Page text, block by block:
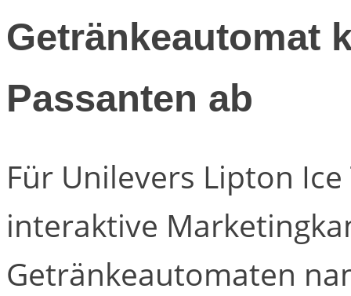
Getränkeautomat
Passanten ab
Für Unilevers Lipton
interaktive
Getränkeautomaten